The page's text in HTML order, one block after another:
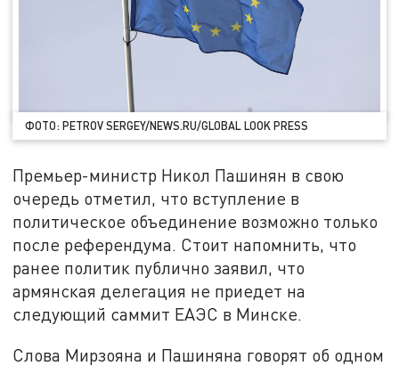
ФОТО: PETROV SERGEY/NEWS.RU/GLOBAL LOOK PRESS
Премьер-министр Никол Пашинян в свою
очередь отметил, что вступление в
политическое объединение возможно только
после референдума. Стоит напомнить, что
ранее политик публично заявил, что
армянская делегация не приедет на
следующий саммит ЕАЭС в Минске.
Слова Мирзояна и Пашиняна говорят об одном